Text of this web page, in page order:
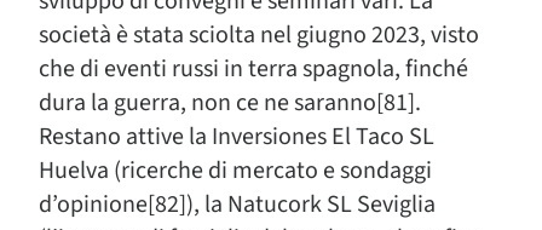
società è stata sciolta nel giugno 2023, visto
che di eventi russi in terra spagnola, finché
dura la guerra, non ce ne saranno[81].
Restano attive la Inversiones El Taco SL
Huelva (ricerche di mercato e sondaggi
d’opinione[82]), la Natucork SL Seviglia